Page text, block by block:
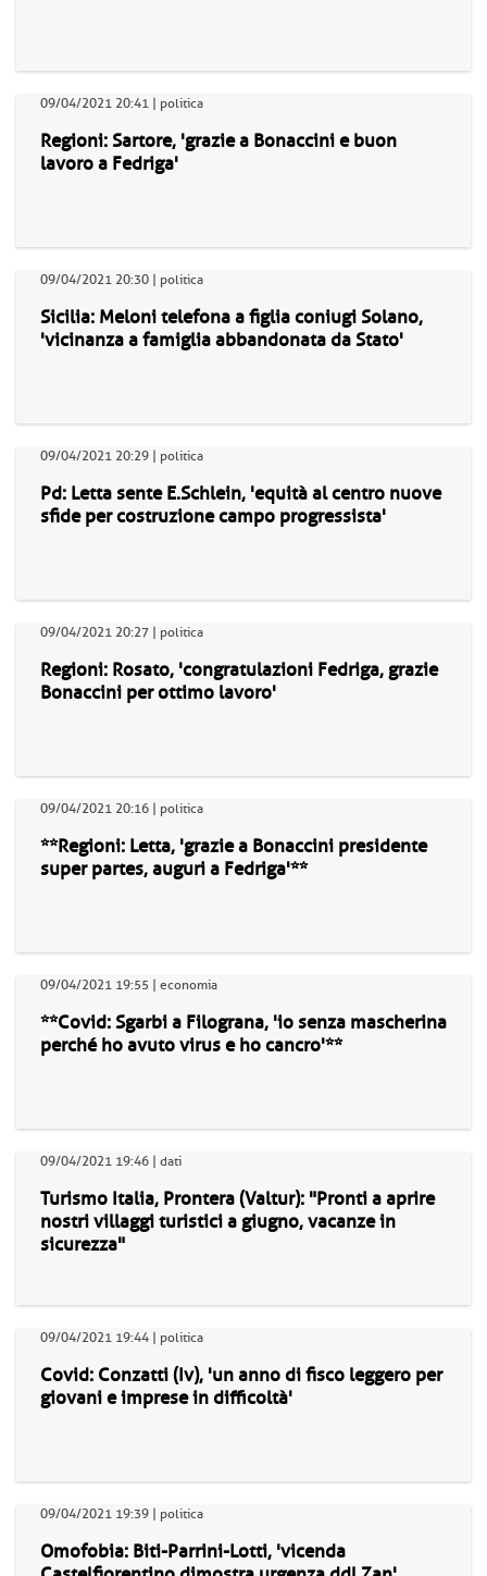
09/04/2021 20:41 | politica
Regioni: Sartore, 'grazie a Bonaccini e buon
lavoro a Fedriga'
09/04/2021 20:30 | politica
Sicilia: Meloni telefona a figlia coniugi Solano,
'vicinanza a famiglia abbandonata da Stato'
09/04/2021 20:29 | politica
Pd: Letta sente E.Schlein, 'equità al centro nuove
sfide per costruzione campo progressista'
09/04/2021 20:27 | politica
Regioni: Rosato, 'congratulazioni Fedriga, grazie
Bonaccini per ottimo lavoro'
09/04/2021 20:16 | politica
**Regioni: Letta, 'grazie a Bonaccini presidente
super partes, auguri a Fedriga'**
09/04/2021 19:55 | economia
**Covid: Sgarbi a Filograna, 'io senza mascherina
perché ho avuto virus e ho cancro'**
09/04/2021 19:46 | dati
Turismo Italia, Prontera (Valtur): "Pronti a aprire
nostri villaggi turistici a giugno, vacanze in
sicurezza"
09/04/2021 19:44 | politica
Covid: Conzatti (Iv), 'un anno di fisco leggero per
giovani e imprese in difficoltà'
09/04/2021 19:39 | politica
Omofobia: Biti-Parrini-Lotti, 'vicenda